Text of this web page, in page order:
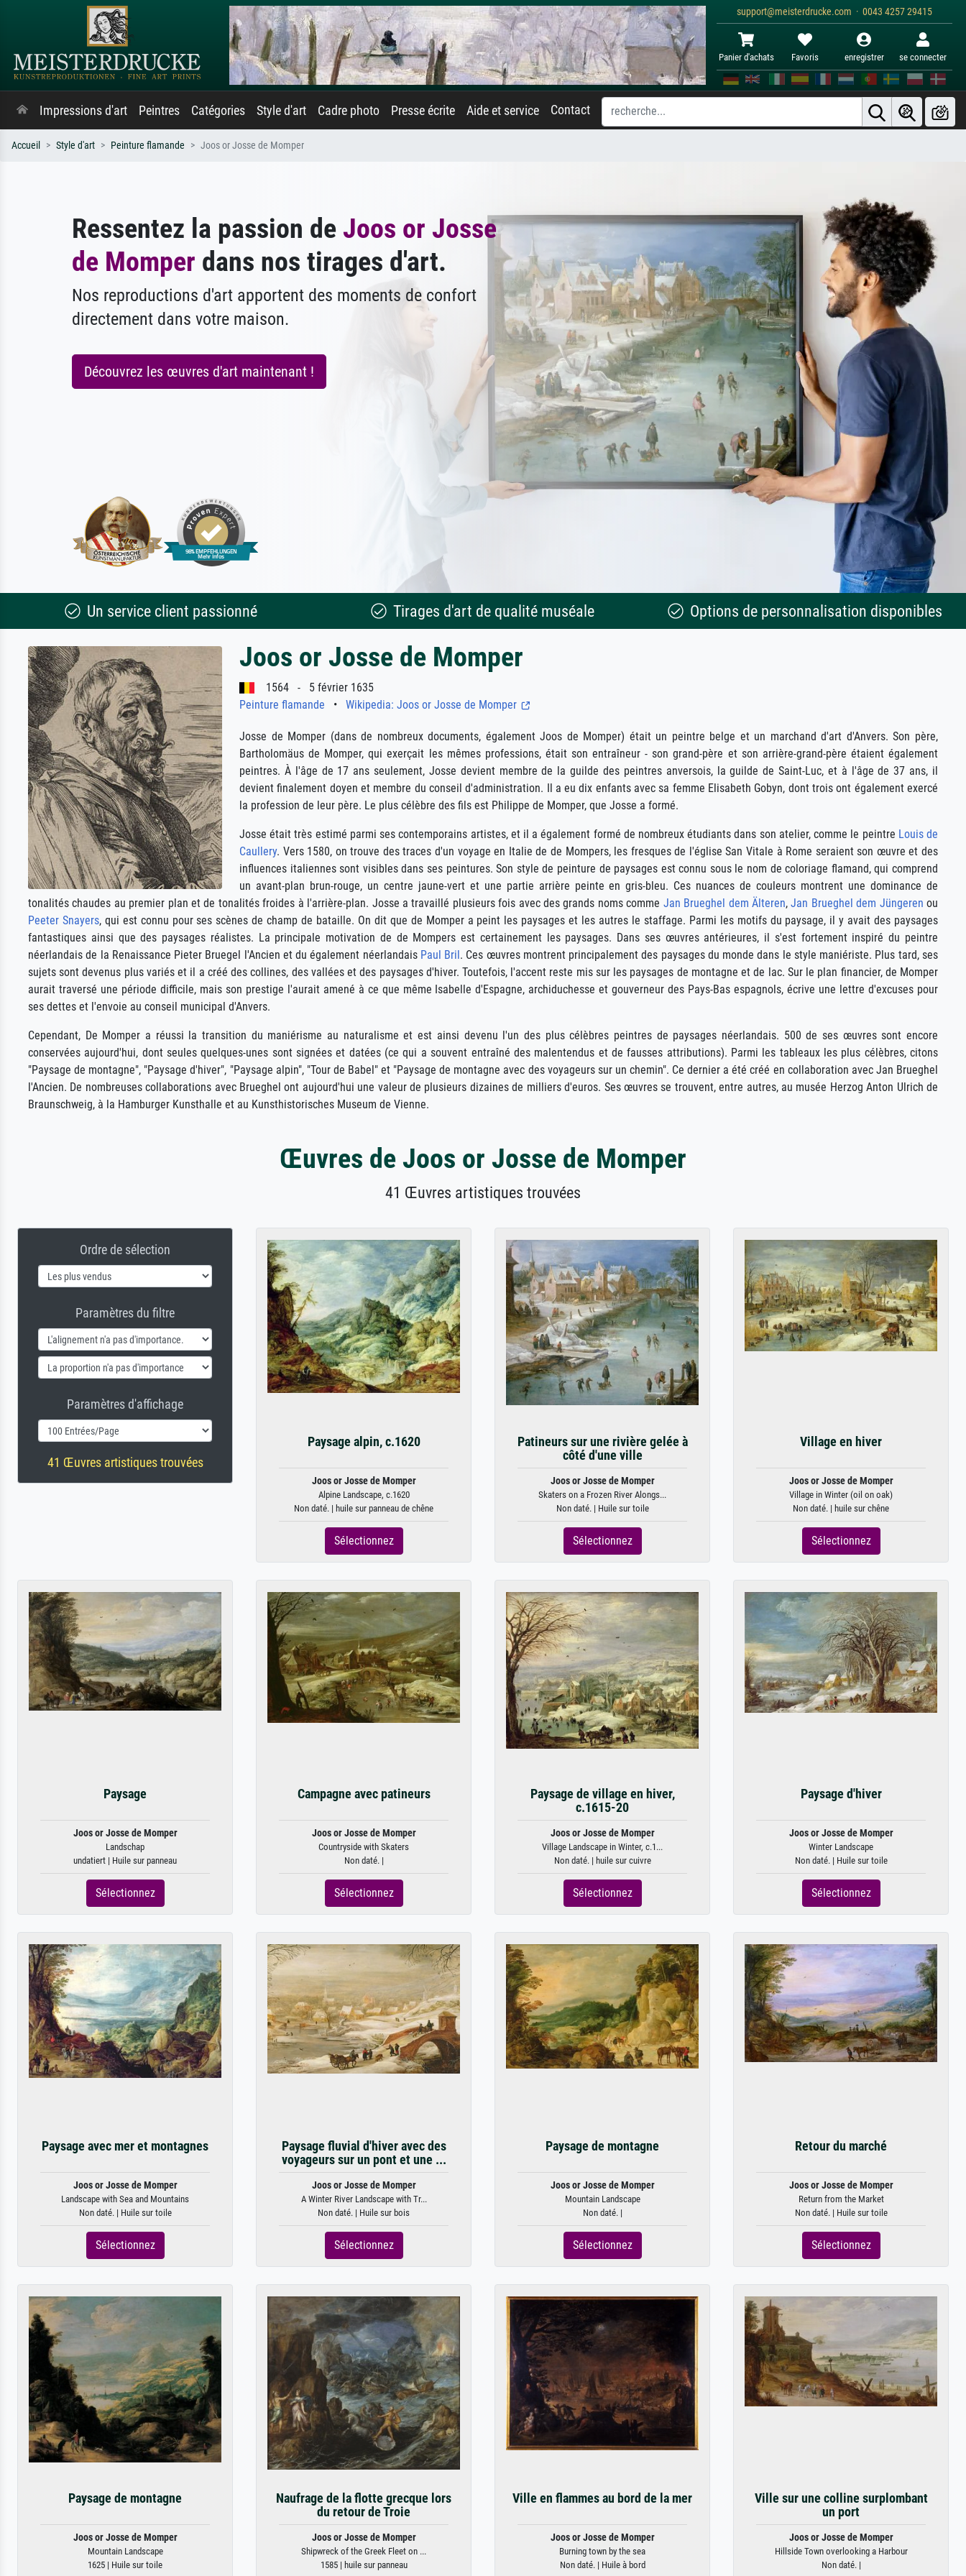
support@meisterdrucke.com · 0043 4257 29415
Panier d'achats Favoris enregistrer se connecter
Impressions d'art Peintres Catégories Style d'art Cadre photo Presse écrite Aide et service Contact
Accueil Style d'art Peinture flamande Joos or Josse de Momper
Ressentez la passion de Joos or Josse
de Momper dans nos tirages d'art.
Nos reproductions d'art apportent des moments de confort
directement dans votre maison.
Découvrez les œuvres d'art maintenant !
Un service client passionné Tirages d'art de qualité muséale Options de personnalisation disponibles
Joos or Josse de Momper
1564 - 5 février 1635
Peinture flamande • Wikipedia: Joos or Josse de Momper
Josse de Momper (dans de nombreux documents, également Joos de Momper) était un peintre belge et un marchand d'art d'Anvers. Son père,
Bartholomäus de Momper, qui exerçait les mêmes professions, était son entraîneur - son grand-père et son arrière-grand-père étaient également
peintres. À l'âge de 17 ans seulement, Josse devient membre de la guilde des peintres anversois, la guilde de Saint-Luc, et à l'âge de 37 ans, il
devient finalement doyen et membre du conseil d'administration. Il a eu dix enfants avec sa femme Elisabeth Gobyn, dont trois ont également exercé
la profession de leur père. Le plus célèbre des fils est Philippe de Momper, que Josse a formé.
Josse était très estimé parmi ses contemporains artistes, et il a également formé de nombreux étudiants dans son atelier, comme le peintre Louis de
Caullery. Vers 1580, on trouve des traces d'un voyage en Italie de de Mompers, les fresques de l'église San Vitale à Rome seraient son œuvre et des
influences italiennes sont visibles dans ses peintures. Son style de peinture de paysages est connu sous le nom de coloriage flamand, qui comprend
un avant-plan brun-rouge, un centre jaune-vert et une partie arrière peinte en gris-bleu. Ces nuances de couleurs montrent une dominance de
tonalités chaudes au premier plan et de tonalités froides à l'arrière-plan. Josse a travaillé plusieurs fois avec des grands noms comme Jan Brueghel dem Älteren,Jan Brueghel dem Jüngeren ou
Peeter Snayers, qui est connu pour ses scènes de champ de bataille. On dit que de Momper a peint les paysages et les autres le staffage. Parmi les motifs du paysage, il y avait des paysages
fantastiques ainsi que des paysages réalistes. La principale motivation de de Mompers est certainement les paysages. Dans ses œuvres antérieures, il s'est fortement inspiré du peintre
néerlandais de la Renaissance Pieter Bruegel l'Ancien et du également néerlandais Paul Bril. Ces œuvres montrent principalement des paysages du monde dans le style maniériste. Plus tard, ses
sujets sont devenus plus variés et il a créé des collines, des vallées et des paysages d'hiver. Toutefois, l'accent reste mis sur les paysages de montagne et de lac. Sur le plan financier, de Momper
aurait traversé une période difficile, mais son prestige l'aurait amené à ce que même Isabelle d'Espagne, archiduchesse et gouverneur des Pays-Bas espagnols, écrive une lettre d'excuses pour
ses dettes et l'envoie au conseil municipal d'Anvers.
Cependant, De Momper a réussi la transition du maniérisme au naturalisme et est ainsi devenu l'un des plus célèbres peintres de paysages néerlandais. 500 de ses œuvres sont encore
conservées aujourd'hui, dont seules quelques-unes sont signées et datées (ce qui a souvent entraîné des malentendus et de fausses attributions). Parmi les tableaux les plus célèbres, citons
"Paysage de montagne", "Paysage d'hiver", "Paysage alpin", "Tour de Babel" et "Paysage de montagne avec des voyageurs sur un chemin". Ce dernier a été créé en collaboration avec Jan Brueghel
l'Ancien. De nombreuses collaborations avec Brueghel ont aujourd'hui une valeur de plusieurs dizaines de milliers d'euros. Ses œuvres se trouvent, entre autres, au musée Herzog Anton Ulrich de
Braunschweig, à la Hamburger Kunsthalle et au Kunsthistorisches Museum de Vienne.
Œuvres de Joos or Josse de Momper
41 Œuvres artistiques trouvées
Ordre de sélection
Paramètres du filtre
Paramètres d'affichage
41 Œuvres artistiques trouvées
Paysage alpin, c.1620
Joos or Josse de Momper
Alpine Landscape, c.1620
Non daté. | huile sur panneau de chêne
Sélectionnez
Patineurs sur une rivière gelée à
côté d'une ville
Joos or Josse de Momper
Skaters on a Frozen River Alongs...
Non daté. | Huile sur toile
Sélectionnez
Village en hiver
Joos or Josse de Momper
Village in Winter (oil on oak)
Non daté. | huile sur chêne
Sélectionnez
Paysage
Joos or Josse de Momper
Landschap
undatiert | Huile sur panneau
Sélectionnez
Campagne avec patineurs
Joos or Josse de Momper
Countryside with Skaters
Non daté. |
Sélectionnez
Paysage de village en hiver,
c.1615-20
Joos or Josse de Momper
Village Landscape in Winter, c.1...
Non daté. | huile sur cuivre
Sélectionnez
Paysage d'hiver
Joos or Josse de Momper
Winter Landscape
Non daté. | Huile sur toile
Sélectionnez
Paysage avec mer et montagnes
Joos or Josse de Momper
Landscape with Sea and Mountains
Non daté. | Huile sur toile
Sélectionnez
Paysage fluvial d'hiver avec des
voyageurs sur un pont et une ...
Joos or Josse de Momper
A Winter River Landscape with Tr...
Non daté. | Huile sur bois
Sélectionnez
Paysage de montagne
Joos or Josse de Momper
Mountain Landscape
Non daté. |
Sélectionnez
Retour du marché
Joos or Josse de Momper
Return from the Market
Non daté. | Huile sur toile
Sélectionnez
Paysage de montagne
Joos or Josse de Momper
Mountain Landscape
1625 | Huile sur toile
Naufrage de la flotte grecque lors
du retour de Troie
Joos or Josse de Momper
Shipwreck of the Greek Fleet on ...
1585 | huile sur panneau
Ville en flammes au bord de la mer
Joos or Josse de Momper
Burning town by the sea
Non daté. | Huile à bord
Ville sur une colline surplombant
un port
Joos or Josse de Momper
Hillside Town overlooking a Harbour
Non daté. |